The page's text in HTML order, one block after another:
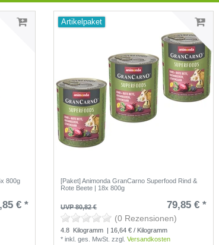
800g
€ *
Artikelpaket
[Paket] Animonda GranCarno Superfood Rind &
Rote Beete | 18x 800g
UVP 80,82 € 79,85 € *
(0 Rezensionen)
4.8 Kilogramm | 16,64 € / Kilogramm
*inkl. ges. MwSt. zzgl.Versandkosten